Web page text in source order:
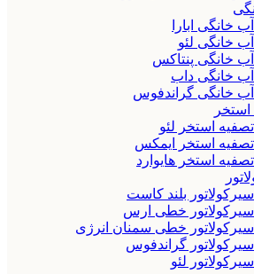
خانگی ابارا
خانگی لئو
خانگی پنتاکس
خانگی داب
خانگی گراندفوس
استخر لئو
استخر ایمکس
استخر هایوارد
بلند کاست
خطی ارس
خطی سمنان انرژی
گراندفوس
لئو